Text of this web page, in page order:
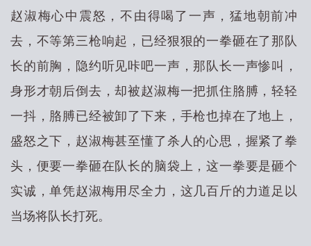
赵淑梅心中震怒，不由得喝了一声，猛地朝前冲
去，不等第三枪响起，已经狠狠的一拳砸在了那队
长的前胸，隐约听见咔吧一声，那队长一声惨叫，
身形才朝后倒去，却被赵淑梅一把抓住胳膊，轻轻
一抖，胳膊已经被卸了下来，手枪也掉在了地上，
盛怒之下，赵淑梅甚至懂了杀人的心思，握紧了拳
头，便要一拳砸在队长的脑袋上，这一拳要是砸个
实诚，单凭赵淑梅用尽全力，这几百斤的力道足以
当场将队长打死。